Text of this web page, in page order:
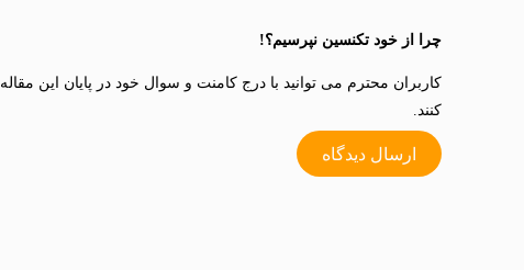
چرا از خود تکنسین نپرسیم؟!
کاربران محترم می توانید با درج کامنت و سوال خود در پایان این
کنند.
ارسال دیدگاه